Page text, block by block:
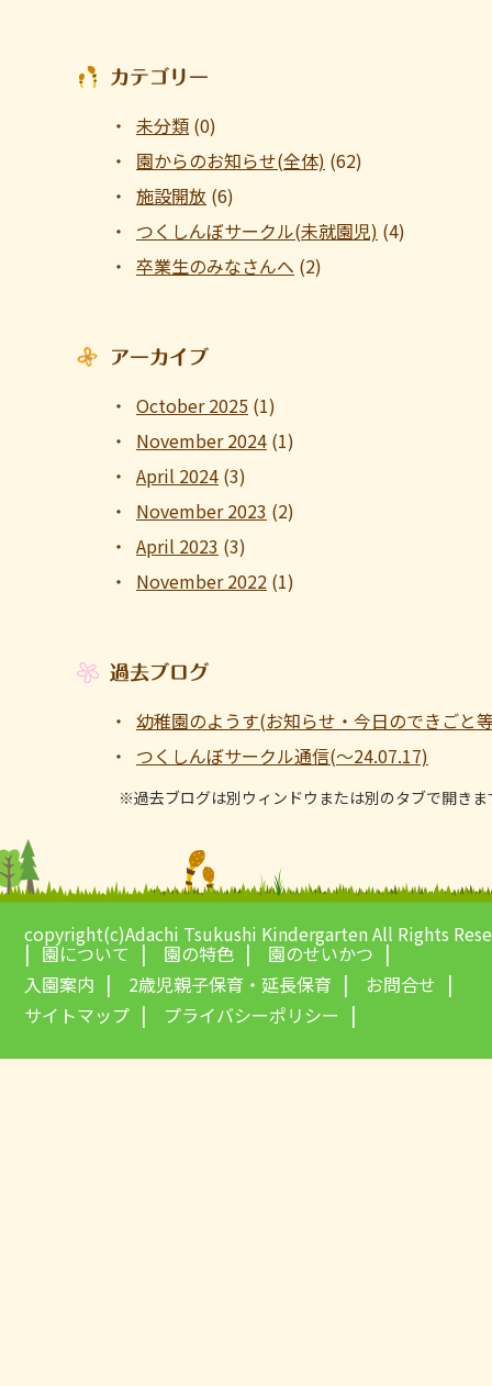
カテゴリー
未分類 (0)
園からのお知らせ(全体) (62)
施設開放 (6)
つくしんぼサークル(未就園児) (4)
卒業生のみなさんへ (2)
アーカイブ
October 2025 (1)
November 2024 (1)
April 2024 (3)
November 2023 (2)
April 2023 (3)
November 2022 (1)
過去ブログ
幼稚園のようす(お知らせ・今日のできご
つくしんぼサークル通信(～24.07.17)
※過去ブログは別ウィンドウまたは別のタブで開きま
copyright(c)Adachi Tsukushi Kindergarten All Rights
園について 園の特色
園のせいかつ
入園案内
2歳児親子保育・延長保育
お問合せ
サイトマップ
プライバシーポリシー